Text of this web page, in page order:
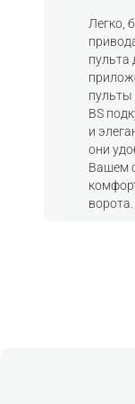
Легко,
пульта
пульты
BS
и
они
Вашем
ворота.